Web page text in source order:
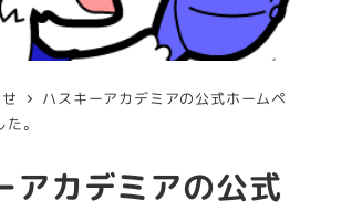
ハスキーアカデミアの公式ホームペ
。
アカデミアの公式